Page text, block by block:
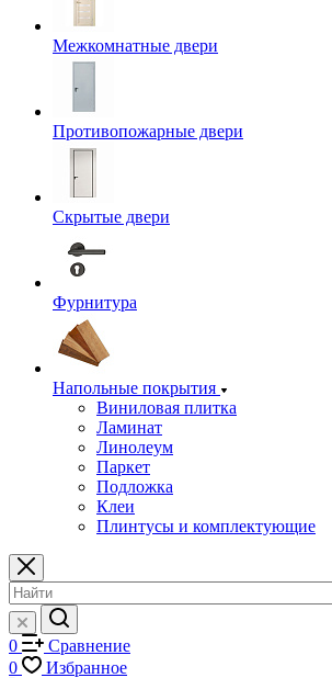
Межкомнатные двери
Противопожарные двери
Скрытые двери
Фурнитура
Напольные покрытия
Виниловая плитка
Ламинат
Линолеум
Паркет
Подложка
Клеи
Плинтусы и комплектующие
0
Сравнение
0
Избранное